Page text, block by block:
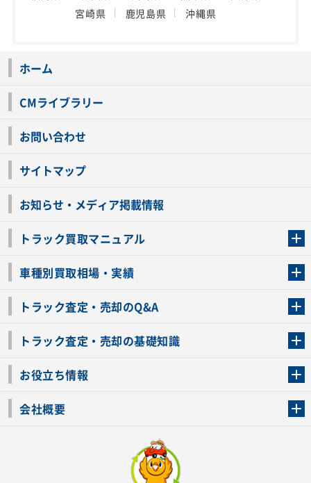
宮崎県
鹿児島県 沖縄県
ホーム
CMライブラリー
お問い合わせ
サイトマップ
お知らせ・メディア掲載情報
トラック買取マニュアル
車種別買取相場・実績
トラック査定・売却のQ&A
トラック査定・売却の基礎知識
お役立ち情報
会社概要